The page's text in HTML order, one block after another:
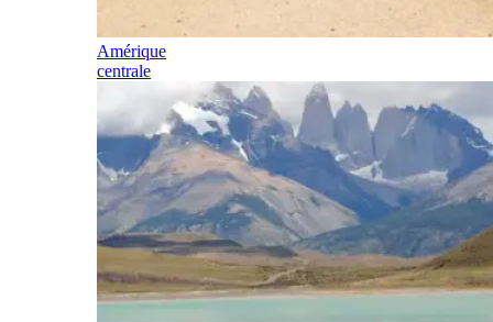
Amérique
centrale